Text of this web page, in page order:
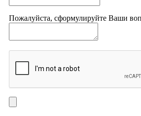
Пожалуйста, сформулируйте Ваши